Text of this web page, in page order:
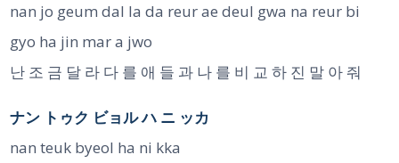
nan jo geum dal la da reur ae deul gwa na reur bi
gyo ha jin mar a jwo
난 조 금 달 라 다 를 애 들 과 나 를 비 교 하 진 말 아 줘
ナン トゥク ビョル ハ ニ ッカ
nan teuk byeol ha ni kka